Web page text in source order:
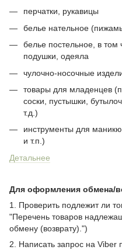
перчатки, рукавицы
белье нательное
белье постельное, в том
подушки, одеяла
чулочно-носочные
товары для младенцев
соски, пустышки,
т.д.)
инструменты для
и т.п.)
Детальнее
Для оформления обмена/
1. Проверить подлежит ли
"Перечень товаров
обмену (возврату).")
2. Написать запрос на Viber